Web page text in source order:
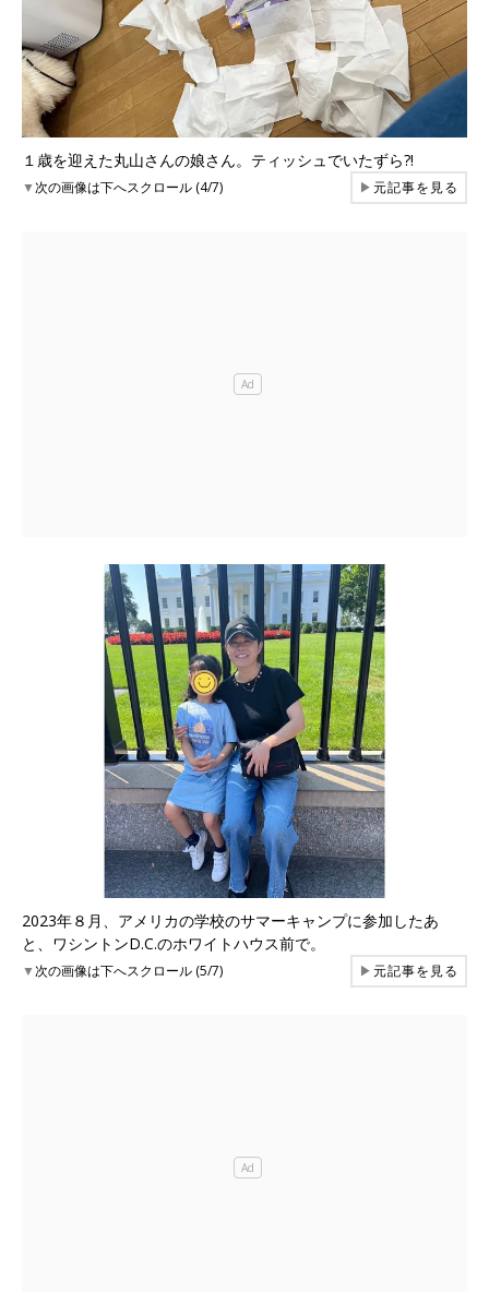
１歳を迎えた丸山さんの娘さん。ティッシュでいたずら?!
▼次の画像は下へスクロール (4/7) ▶元記事を見る
2023年８月、アメリカの学校のサマーキャンプに参加したあ
と、ワシントンD.C.のホワイトハウス前で。
▼次の画像は下へスクロール (5/7) ▶元記事を見る